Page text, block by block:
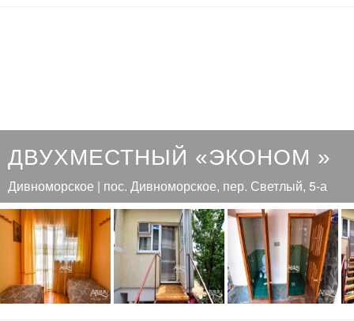
ДВУХМЕСТНЫЙ «ЭКОНОМ »
Дивноморское | пос. Дивноморское, пер. Светлый, 5-а